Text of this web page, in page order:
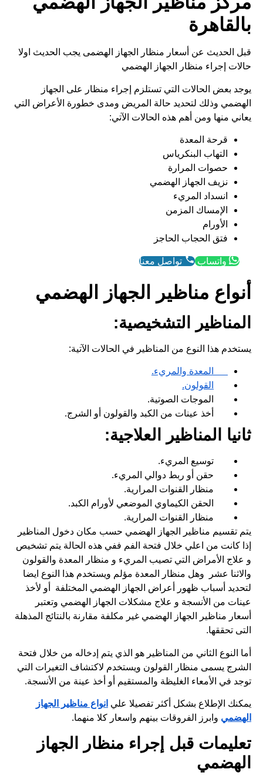
بالقاهرة
قبل الحديث عن أسعار منظار الجهاز الهضمى يجب الحديث اولا
حالات إجراء منظار الجهاز الهضمي
يوجد بعض الحالات التي تستلزم إجراء منظار على الجهاز
الهضمي وذلك لتحديد حالة المريض ومدى خطورة الأعراض التي
يعاني منها ومن أهم هذه الحالات الآتي:
قرحة المعدة
التهاب البنكرياس
حصوات المرارة
نزيف الجهاز الهضمي
انسداد المريء
الإمساك المزمن
الأورام
فتق الحجاب الحاجز
واتساب تواصل معنا
أنواع مناظير الجهاز الهضمي
المناظير التشخيصية:
يستخدم هذا النوع من المناظير في الحالات الآتية:
المعدة والمريء.
القولون.
الموجات الصوتية.
أخذ عينات من الكبد والقولون أو الشرج.
ثانيا المناظير العلاجية:
توسيع المريء.
حقن أو ربط دوالي المريء.
منظار القنوات المرارية.
الحقن الكيماوي الموضعي لأورام الكبد.
منظار القنوات المرارية.
يتم تقسيم مناظير الجهاز الهضمي حسب مكان دخول المناظير
إذا كانت من اعلي خلال فتحة الفم ففي هذه الحالة يتم تشخيص
و علاج الأمراض التي تصيب المريء و منظار المعدة والقولون
والاثنا عشر وهل منظار المعدة مؤلم ويستخدم هذا النوع ايضا
لتحديد أسباب ظهور أعراض الجهاز الهضمي المختلفة أو لأخذ
عينات من الأنسجة و علاج مشكلات الجهاز الهضمي وتعتبر
أسعار مناظير الجهاز الهضمي غير مكلفة مقارنة بالنتائج المذهلة
التى تحققها.
أما النوع الثاني من المناظير هو الذي يتم إدخاله من خلال فتحة
الشرج يسمى منظار القولون ويستخدم لاكتشاف التغيرات التي
توجد في الأمعاء الغليظة والمستقيم أو أخذ عينة من الأنسجة.
يمكنك الإطلاع بشكل أكثر تفصيلا علي انواع مناظير الجهاز
الهضمي وابرز الفروقات بينهم واسعار كلا منهما.
تعليمات قبل إجراء منظار الجهاز
الهضمي